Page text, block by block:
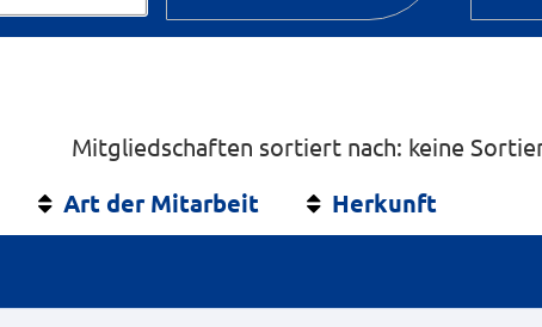
Mitgliedschaften sortiert nach: keine
Art der Mitarbeit Herkunft